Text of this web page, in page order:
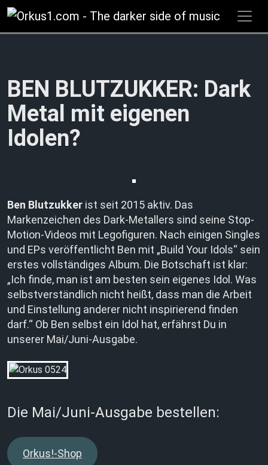
Zum
Inhalt
springen
BEN BLUTZUKKER: Dark
Metal mit eigenen
Idolen?
Ben Blutzukker ist seit 2015 aktiv. Das
Markenzeichen des Dark-Metallers sind seine Stop-
Motion-Videos mit Legofiguren. Nach einigen Singles
und EPs veröffentlicht Ben mit „Build Your Idols“ sein
erstes vollständiges Album. Die Botschaft ist klar:
„Ich finde, man ist am besten sein eigenes Idol. Was
selbstverständlich nicht heißt, dass man die Arbeit
und Einstellung anderer nicht inspirierend finden
darf.“ Ob Ben selbst ein Idol hat, erfährst Du in
unserer Mai/Juni-Ausgabe.
Die Mai/Juni-Ausgabe bestellen:
Orkus!-Shop